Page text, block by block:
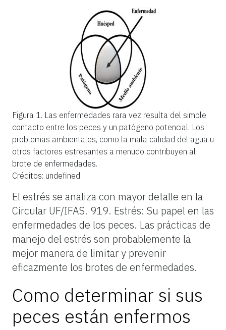
Figura 1. Las enfermedades rara vez resulta del simple
contacto entre los peces y un patógeno potencial. Los
problemas ambientales, como la mala calidad del agua u
otros factores estresantes a menudo contribuyen al
brote de enfermedades.
Créditos: undefined
El estrés se analiza con mayor detalle en la
Circular UF/IFAS. 919. Estrés: Su papel en las
enfermedades de los peces. Las prácticas de
manejo del estrés son probablemente la
mejor manera de limitar y prevenir
eficazmente los brotes de enfermedades.
Como determinar si sus
peces están enfermos